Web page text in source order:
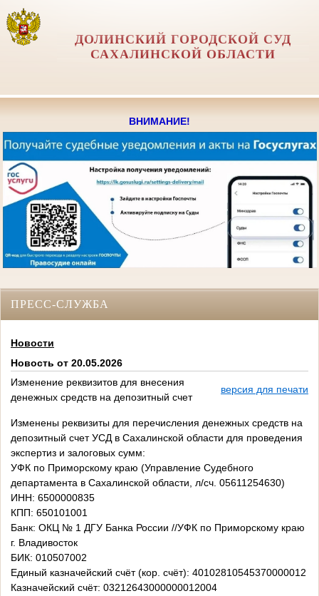
ДОЛИНСКИЙ ГОРОДСКОЙ СУД
САХАЛИНСКОЙ ОБЛАСТИ
ВНИМАНИЕ!
ПРЕСС-СЛУЖБА
Новости
Новость от 20.05.2026
Изменение реквизитов для внесения
денежных средств на депозитный счет
версия для печати
Изменены реквизиты для перечисления денежных средств на
депозитный счет УСД в Сахалинской области для проведения
экспертиз и залоговых сумм:
УФК по Приморскому краю (Управление Судебного
департамента в Сахалинской области, л/сч. 05611254630)
ИНН: 6500000835
КПП: 650101001
Банк: ОКЦ № 1 ДГУ Банка России //УФК по Приморскому краю
г. Владивосток
БИК: 010507002
Единый казначейский счёт (кор. счёт): 40102810545370000012
Казначейский счёт: 03212643000000012004